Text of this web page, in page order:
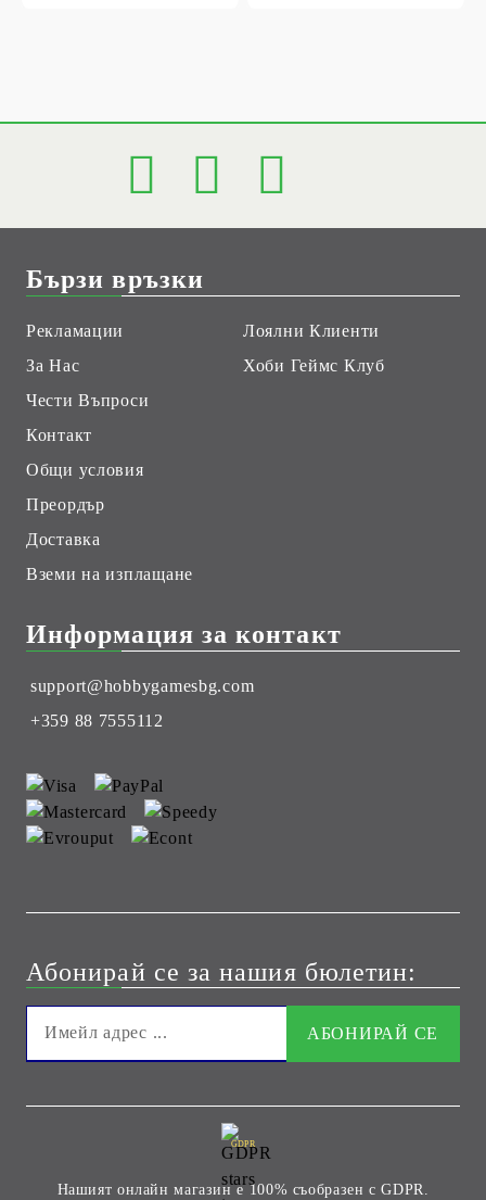
Бързи връзки
Рекламации
За Нас
Чести Въпроси
Контакт
Общи условия
Преордър
Доставка
Вземи на изплащане
Лоялни Клиенти
Хоби Геймс Клуб
Информация за контакт
support@hobbygamesbg.com
+359 88 7555112
Абонирай се за нашия бюлетин:
GDPR
Нашият онлайн магазин е 100% съобразен с GDPR.